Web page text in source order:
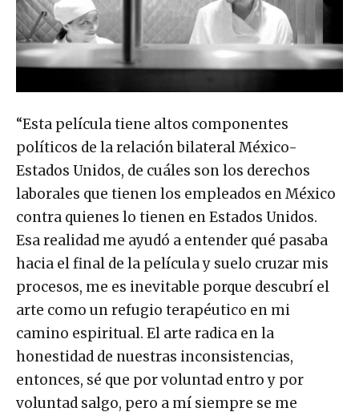
“Esta película tiene altos componentes
políticos de la relación bilateral México-
Estados Unidos, de cuáles son los derechos
laborales que tienen los empleados en México
contra quienes lo tienen en Estados Unidos.
Esa realidad me ayudó a entender qué pasaba
hacia el final de la película y suelo cruzar mis
procesos, me es inevitable porque descubrí el
arte como un refugio terapéutico en mi
camino espiritual. El arte radica en la
honestidad de nuestras inconsistencias,
entonces, sé que por voluntad entro y por
voluntad salgo, pero a mí siempre se me